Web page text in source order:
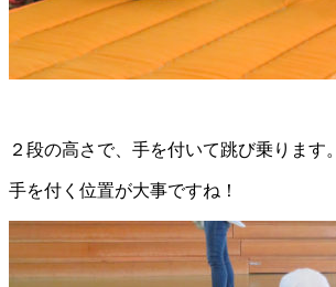
２段の高さで、手を付いて跳び乗ります。
手を付く位置が大事ですね！